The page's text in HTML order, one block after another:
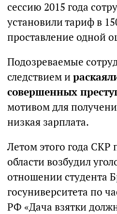
сессию 2015 года
установили тариф в
проставление одной
Подозреваемые
следствием и
совершенных
мотивом для
низкая зарплата.
Летом этого года СКР
области возбудил
отношении студента
госуниверситета по
РФ «Дача взятки